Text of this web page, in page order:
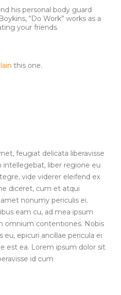
his personal body guard
“Do Work” works as a
your friends.
this one.
feugiat delicata liberavisse
liber regione eu
vide viderer eleifend ex
diceret, cum et atqui
nonumy periculis ei.
eam cu, ad mea ipsum
omnium contentiones. Nobis
eu, epicuri ancillae pericula ei
est ea. Lorem ipsum dolor sit
id cum